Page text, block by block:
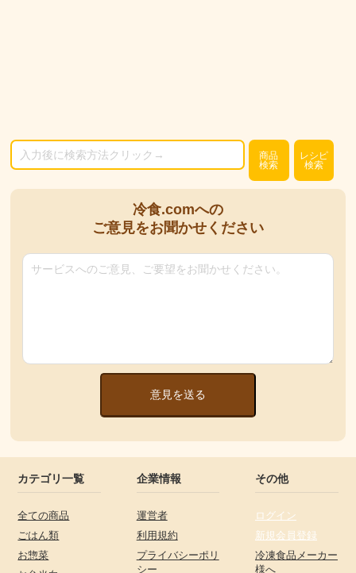
商品
検索
レシピ
検索
冷食.comへの
ご意見をお聞かせください
意見を送る
カテゴリ一覧
全ての商品
ごはん類
お惣菜
企業情報
運営者
利用規約
プライバシーポリ
シー
その他
ログイン
新規会員登録
冷凍食品メーカー
様へ